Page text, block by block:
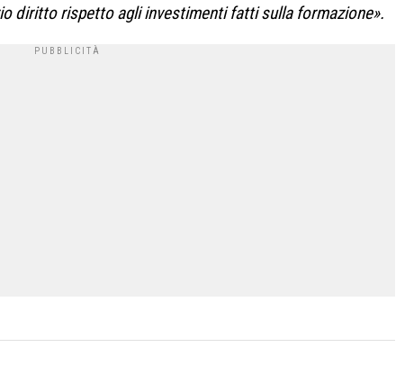
diritto rispetto agli investimenti fatti sulla formazione».